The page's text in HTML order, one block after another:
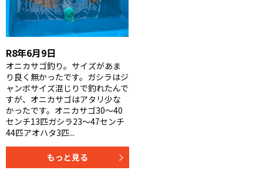
R8年6月9日
オニカサゴ釣り。サイズがあま
り良く無かったです。ガシラはジ
ャンボサイズ混じりで釣れたんで
すが、オニカサゴはアタリ少な
かったです。オニカサゴ30〜40
センチ13匹ガシラ23〜47センチ
44匹アオハタ3匹...
もっと見る